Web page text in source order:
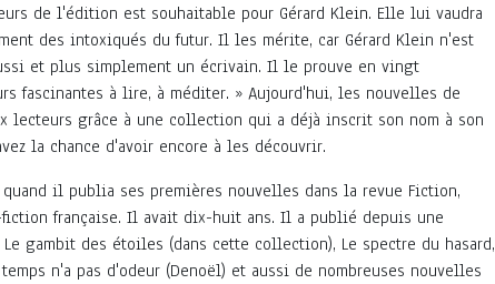
de l'édition est souhaitable pour Gérard Klein. Elle lui vaudra
des intoxiqués du futur. Il les mérite, car Gérard Klein n'est
et plus simplement un écrivain. Il le prouve en vingt
fascinantes à lire, à méditer. » Aujourd'hui, les nouvelles de
lecteurs grâce à une collection qui a déjà inscrit son nom à son
la chance d'avoir encore à les découvrir.
quand il publia ses premières nouvelles dans la revue Fiction,
française. Il avait dix-huit ans. Il a publié depuis une
gambit des étoiles (dans cette collection), Le spectre du hasard,
n'a pas d'odeur (Denoël) et aussi de nombreuses nouvelles